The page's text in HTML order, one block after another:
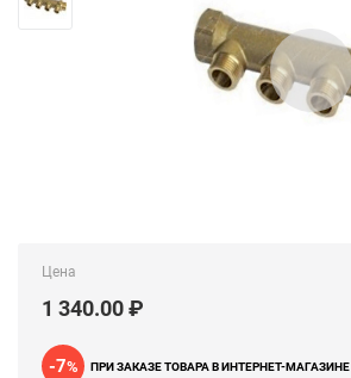
Цена
1 340.00 ₽
-7% ПРИ ЗАКАЗЕ ТОВАРА В ИНТЕРНЕТ-МАГАЗИНЕ